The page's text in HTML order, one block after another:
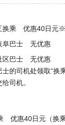
换乘 优惠40日元※
阜巴士 无优惠
区巴士 无优惠
的司机处领取“换
司机。
优惠40日元（换乘